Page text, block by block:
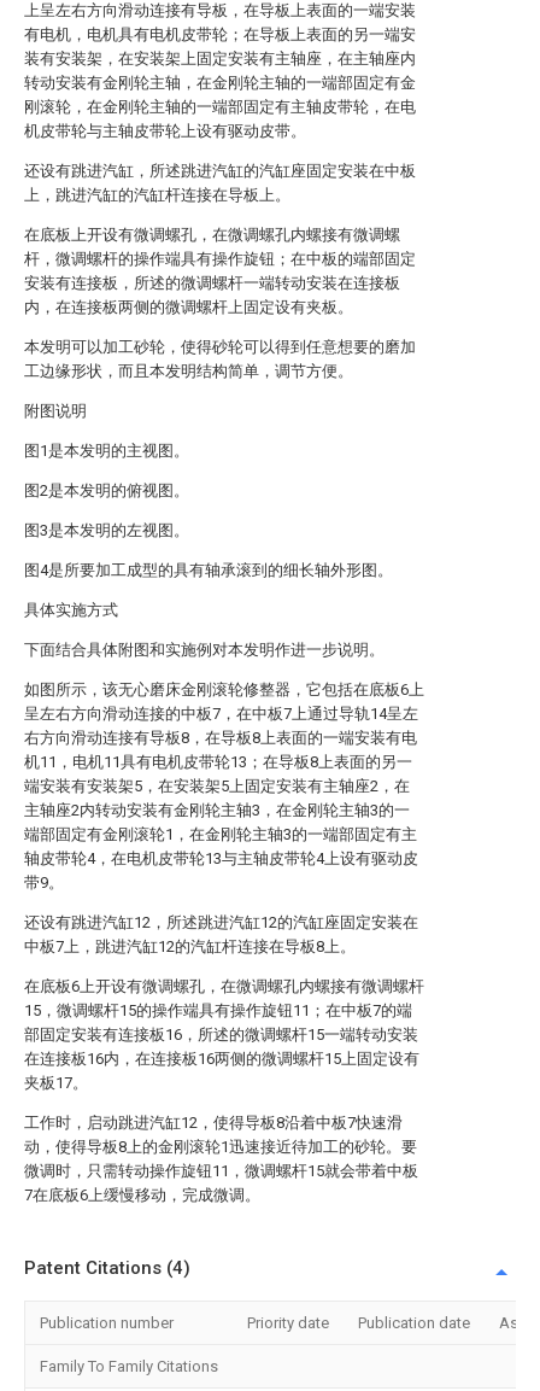
上呈左右方向滑动连接有导板，在导板上表面的一端安装
有电机，电机具有电机皮带轮；在导板上表面的另一端安
装有安装架，在安装架上固定安装有主轴座，在主轴座内
转动安装有金刚轮主轴，在金刚轮主轴的一端部固定有金
刚滚轮，在金刚轮主轴的一端部固定有主轴皮带轮，在电
机皮带轮与主轴皮带轮上设有驱动皮带。
还设有跳进汽缸，所述跳进汽缸的汽缸座固定安装在中板
上，跳进汽缸的汽缸杆连接在导板上。
在底板上开设有微调螺孔，在微调螺孔内螺接有微调螺
杆，微调螺杆的操作端具有操作旋钮；在中板的端部固定
安装有连接板，所述的微调螺杆一端转动安装在连接板
内，在连接板两侧的微调螺杆上固定设有夹板。
本发明可以加工砂轮，使得砂轮可以得到任意想要的磨加
工边缘形状，而且本发明结构简单，调节方便。
附图说明
图1是本发明的主视图。
图2是本发明的俯视图。
图3是本发明的左视图。
图4是所要加工成型的具有轴承滚到的细长轴外形图。
具体实施方式
下面结合具体附图和实施例对本发明作进一步说明。
如图所示，该无心磨床金刚滚轮修整器，它包括在底板6上
呈左右方向滑动连接的中板7，在中板7上通过导轨14呈左
右方向滑动连接有导板8，在导板8上表面的一端安装有电
机11，电机11具有电机皮带轮13；在导板8上表面的另一
端安装有安装架5，在安装架5上固定安装有主轴座2，在
主轴座2内转动安装有金刚轮主轴3，在金刚轮主轴3的一
端部固定有金刚滚轮1，在金刚轮主轴3的一端部固定有主
轴皮带轮4，在电机皮带轮13与主轴皮带轮4上设有驱动皮
带9。
还设有跳进汽缸12，所述跳进汽缸12的汽缸座固定安装在
中板7上，跳进汽缸12的汽缸杆连接在导板8上。
在底板6上开设有微调螺孔，在微调螺孔内螺接有微调螺杆
15，微调螺杆15的操作端具有操作旋钮11；在中板7的端
部固定安装有连接板16，所述的微调螺杆15一端转动安装
在连接板16内，在连接板16两侧的微调螺杆15上固定设有
夹板17。
工作时，启动跳进汽缸12，使得导板8沿着中板7快速滑
动，使得导板8上的金刚滚轮1迅速接近待加工的砂轮。要
微调时，只需转动操作旋钮11，微调螺杆15就会带着中板
7在底板6上缓慢移动，完成微调。
Patent Citations (4)
Publication number Priority date Publication date
Family To Family Citations